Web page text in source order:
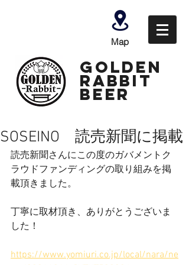
Map
GOLDEN
Rabbit
Beer
SOSEINO 読売新聞に掲載
読売新聞さんにこの度のガバメントク
ラウドファンディングの取り組みを掲
載頂きました。
丁寧に取材頂き、ありがとうございま
した！
https://www.yomiuri.co.jp/local/nara/ne